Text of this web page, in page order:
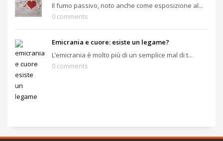
Il fumo passivo, noto anche come esposizione al...
0 comments
Emicrania e cuore: esiste un legame?
L’emicrania è molto più di un semplice mal di t...
0 comments